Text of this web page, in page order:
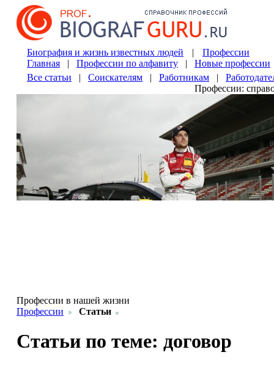
Биография и жизнь известных людей |
Профессии
Главная
| Профессии по алфавиту |
Новые профессии
Все статьи
| Соискателям | Работникам |
Профессии:
Профессии в нашей жизни
Профессии
Статьи
Статьи по теме: договор